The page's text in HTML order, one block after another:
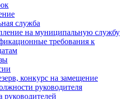
служба
на муниципальную службу
требования к
конкурс на замещение
руководителя
руководителей